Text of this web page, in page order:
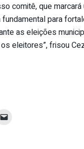
comitê, que
para
as eleições
eleitores”, frisou